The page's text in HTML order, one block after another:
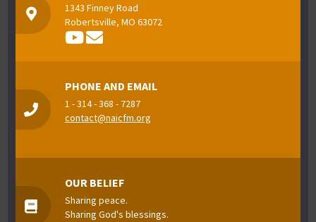
1343 Finney Road
Robertsville, MO 63072
PHONE AND EMAIL
1 - 314 - 368 - 7287
contact@naicfm.org
OUR BELIEF
Sharing peace.
Sharing God's blessings.